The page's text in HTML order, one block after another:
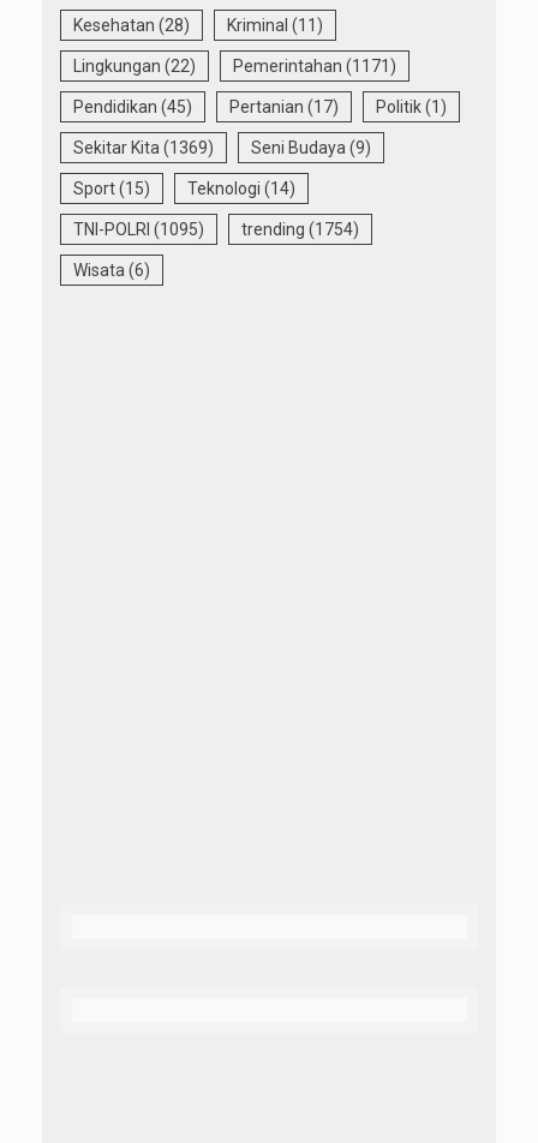
Kesehatan (28) Kriminal (11)
Lingkungan (22) Pemerintahan (1171)
Pendidikan (45) Pertanian (17) Politik(1)
Sekitar Kita (1369) Seni Budaya (9)
Sport(15) Teknologi (14)
TNI-POLRI (1095) trending (1754)
Wisata (6)